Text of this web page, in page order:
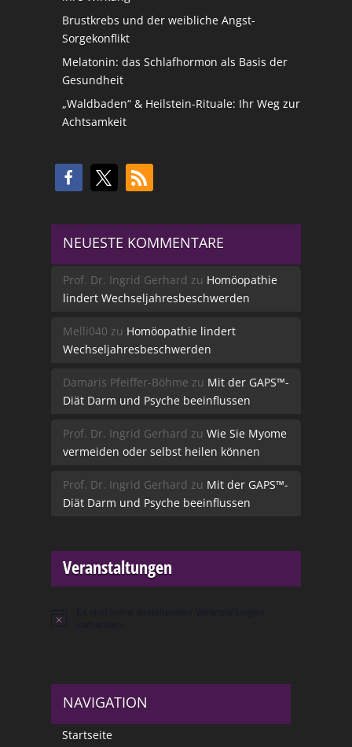
Brustkrebs und der weibliche Angst-
Sorgekonflikt
Melatonin: das Schlafhormon als Basis der
Gesundheit
„Waldbaden“ & Heilstein-Rituale: Ihr Weg zur
Achtsamkeit
NEUESTE KOMMENTARE
Prof. Dr. Ingrid Gerhard zu Homöopathie
lindert Wechseljahresbeschwerden
Melli040 zu Homöopathie lindert
Wechseljahresbeschwerden
Damaris Pfeiffer-Böhme zu Mit der GAPS™-
Diät Darm und Psyche beeinflussen
Prof. Dr. Ingrid Gerhard zu Wie Sie Myome
vermeiden oder selbst heilen können
Prof. Dr. Ingrid Gerhard zu Mit der GAPS™-
Diät Darm und Psyche beeinflussen
Veranstaltungen
Hinweis
NAVIGATION
Startseite